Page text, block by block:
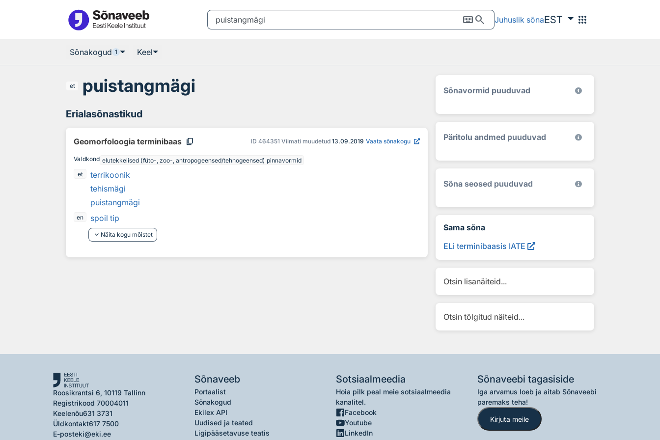
keyboardsearch Juhuslik sõnaEST apps
Sõnakogud 1 Keel
et puistangmägi
Erialasõnastikud
Geomorfoloogia terminibaas content_copy ID 464351 Viimati muudetud 13.09.2019 Vaata sõnakogu
Valdkond elutekkelised (füto-, zoo-, antropogeensed/tehnogeensed) pinnavormid
et
terrikoonik
tehismägi
puistangmägi
en
spoil tip
keyboard_arrow_down Näita kogu mõistet
Sõnavormid puuduvad
Päritolu andmed puuduvad
Sõna seosed puuduvad
Sama sõna
ELi terminibaasis IATE
Otsin lisanäiteid...
Otsin tõlgitud näiteid...
Roosikrantsi 6, 10119 Tallinn
Registrikood 70004011
Keelenõu631 3731
Üldkontakt617 7500
E-posteki@eki.ee
Sõnaveeb
Portaalist
Sõnakogud
Ekilex API
Uudised ja teated
Ligipääsetavuse teatis
Sotsiaalmeedia
Hoia pilk peal meie sotsiaalmeedia
kanalitel.
Facebook
Youtube
LinkedIn
Sõnaveebi tagasiside
Iga arvamus loeb ja aitab Sõnaveebi
paremaks teha!
Kirjuta meile